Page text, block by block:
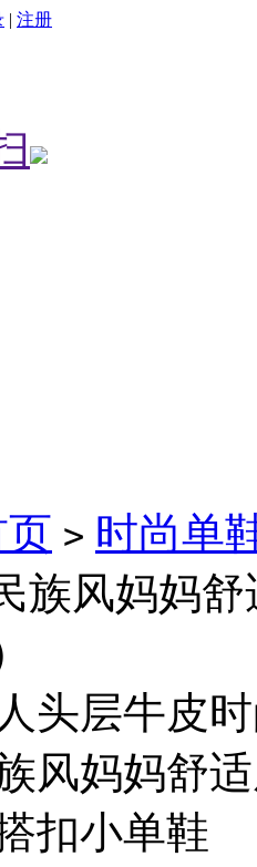
| 注册
> 时尚单
族风妈妈
头层牛皮
风妈妈舒
扣小单鞋